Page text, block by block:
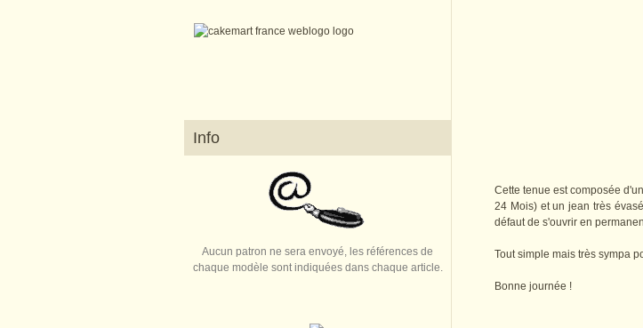
Info
Aucun patron ne sera envoyé, les références de
chaque modèle sont indiquées dans chaque article.
Cette tenue est composée
24 Mois) et un jean très
défaut de s'ouvrir en
Tout simple mais très sympa
Bonne journée !